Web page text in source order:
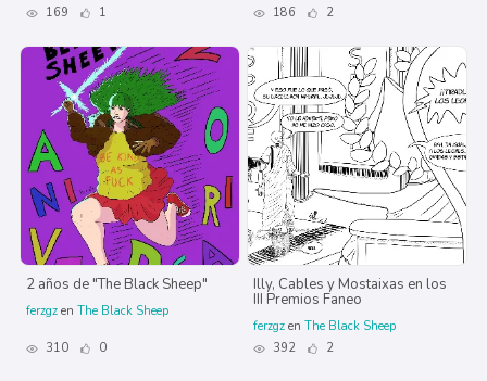
169
1 186 2
2 años de "The Black Sheep"
ferzgz en The Black Sheep
310 0
Illy, Cables y Mostaixas en los
III Premios Faneo
ferzgz en The Black Sheep
392
2